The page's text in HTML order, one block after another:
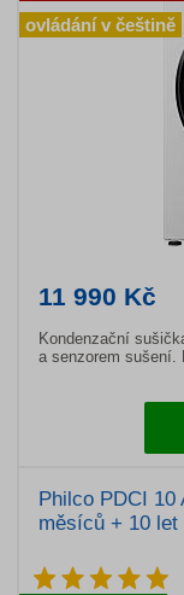
11 990 Kč
Kondenzační
a senzorem sušení.
ovládání v češtině
Philco PDCI 10
měsíců + 10